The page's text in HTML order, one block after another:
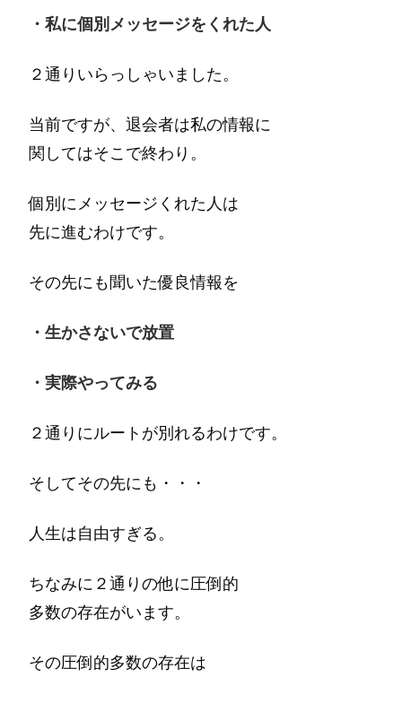
・私に個別メッセージをくれた人
２通りいらっしゃいました。
当前ですが、退会者は私の情報に
関してはそこで終わり。
個別にメッセージくれた人は
先に進むわけです。
その先にも聞いた優良情報を
・生かさないで放置
・実際やってみる
２通りにルートが別れるわけです。
そしてその先にも・・・
人生は自由すぎる。
ちなみに２通りの他に圧倒的
多数の存在がいます。
その圧倒的多数の存在は